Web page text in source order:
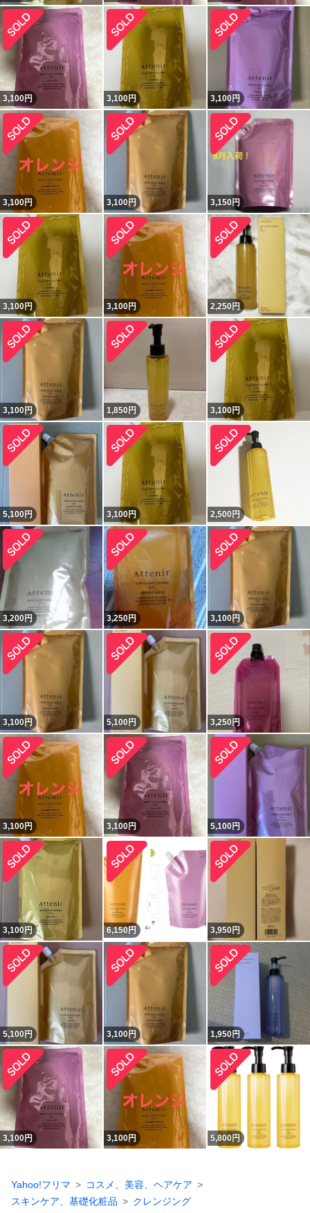
3,100円 3,100円 3,100円
3,100円 3,100円 3,150円
3,100円 3,100円 2,250円
3,100円 1,850円 3,100円
5,100円 3,100円 2,500 円
3,200円 3,250円 3,100円
3,100円 5,100円 3,250円
3,100円 3,100円 5,100円
3,100円 6,150円 3,950円
5,100円 3,100円 1,950円
3,100円 3,100円 5,800円
Yahoo!フリマ
コスメ、美容、ヘアケア
スキンケア、基礎化粧品
クレンジング